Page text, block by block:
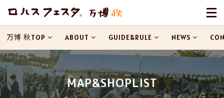
MAP&SHOPLIST
万博 秋TOP ABOUT GUIDE&RULE NEWS